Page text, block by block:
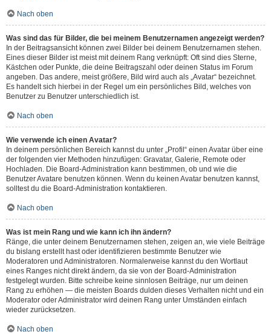
Nach oben
Was sind das für Bilder, die bei meinem Benutzernamen angezeigt werden?
In der Beitragsansicht können zwei Bilder bei deinem Benutzernamen stehen.
Eines dieser Bilder ist meist mit deinem Rang verknüpft: Oft sind dies Sterne,
Kästchen oder Punkte, die deine Beitragszahl oder deinen Status im Forum
angeben. Das andere, meist größere, Bild wird auch als „Avatar“ bezeichnet.
Es handelt sich hierbei in der Regel um ein persönliches Bild, welches von
Benutzer zu Benutzer unterschiedlich ist.
Nach oben
Wie verwende ich einen Avatar?
In deinem persönlichen Bereich kannst du unter „Profil“ einen Avatar über eine
der folgenden vier Methoden hinzufügen: Gravatar, Galerie, Remote oder
Hochladen. Die Board-Administration kann bestimmen, ob und wie die
Benutzer Avatare benutzen können. Wenn du keinen Avatar benutzen kannst,
solltest du die Board-Administration kontaktieren.
Nach oben
Was ist mein Rang und wie kann ich ihn ändern?
Ränge, die unter deinem Benutzernamen stehen, zeigen an, wie viele Beiträge
du bislang erstellt hast oder identifizieren bestimmte Benutzer wie
Moderatoren und Administratoren. Normalerweise kannst du den Wortlaut
eines Ranges nicht direkt ändern, da sie von der Board-Administration
festgelegt wurden. Bitte schreibe keine sinnlosen Beiträge, nur um deinen
Rang zu erhöhen — die meisten Boards dulden dieses Verhalten nicht und ein
Moderator oder Administrator wird deinen Rang unter Umständen einfach
wieder zurücksetzen.
Nach oben